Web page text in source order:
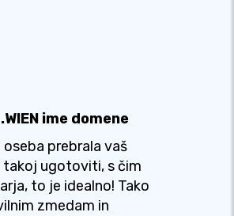
ime domene
oseba prebrala vaš
takoj ugotoviti, s čim
to je idealno! Tako
zmedam in